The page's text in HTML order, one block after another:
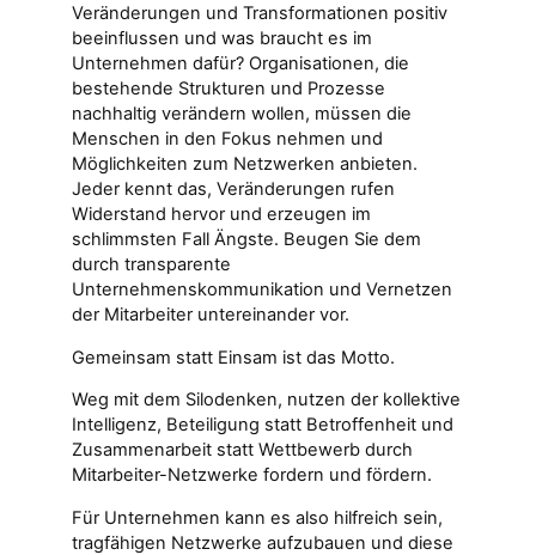
Veränderungen und Transformationen positiv
beeinflussen und was braucht es im
Unternehmen dafür? Organisationen, die
bestehende Strukturen und Prozesse
nachhaltig verändern wollen, müssen die
Menschen in den Fokus nehmen und
Möglichkeiten zum Netzwerken anbieten.
Jeder kennt das, Veränderungen rufen
Widerstand hervor und erzeugen im
schlimmsten Fall Ängste. Beugen Sie dem
durch transparente
Unternehmenskommunikation und Vernetzen
der Mitarbeiter untereinander vor.
Gemeinsam statt Einsam ist das Motto.
Weg mit dem Silodenken, nutzen der kollektive
Intelligenz, Beteiligung statt Betroffenheit und
Zusammenarbeit statt Wettbewerb durch
Mitarbeiter-Netzwerke fordern und fördern.
Für Unternehmen kann es also hilfreich sein,
tragfähigen Netzwerke aufzubauen und diese